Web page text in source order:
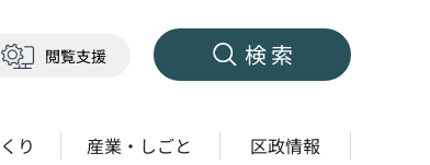
閲覧支援 検索
り 産業・しごと 区政情報